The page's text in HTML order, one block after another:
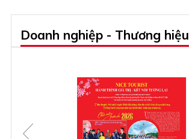
Doanh nghiệp - Thương hiệu